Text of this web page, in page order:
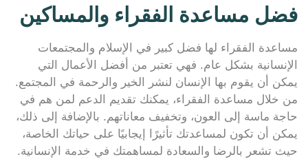
فضل مساعدة الفقراء والمساكين
مساعدة الفقراء لها فضل كبير في الإسلام والمجتمعات
الإنسانية بشكل عام. فهي تعتبر من أفضل الأعمال التي
يمكن أن يقوم بها الإنسان لنشر الخير والرحمة في المجتمع.
من خلال مساعدة الفقراء، يمكنك تقديم الدعم لمن هم في
حاجة ماسة إلى العون، وتخفيف معاناتهم. بالإضافة إلى ذلك،
يمكن أن تكون لمساعدتك تأثيرًا إيجابيًا على حياتك الخاصة،
حيث تشعر بالرضا والسعادة لمساهمتك في خدمة الإنسانية.